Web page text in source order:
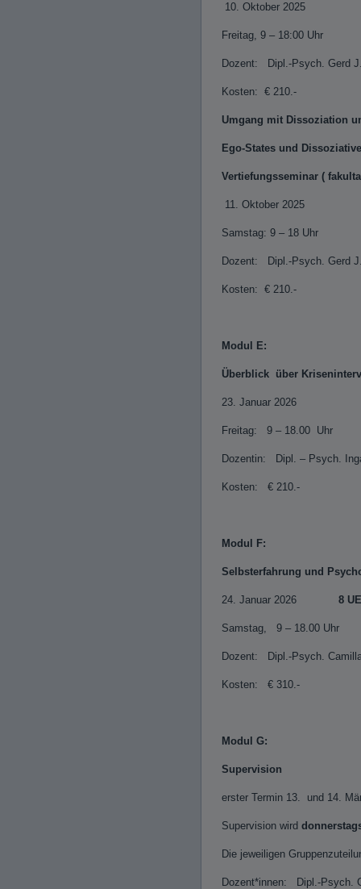
10. Oktober 2025
Freitag, 9 – 18:00 Uhr
Dozent: Dipl.-Psych. Gerd
Kosten: € 210.-
Umgang mit Dissoziation
Ego-States und
Vertiefungsseminar (
11. Oktober 2025
Samstag: 9 – 18 Uhr
Dozent: Dipl.-Psych. Gerd
Kosten: € 210.-
Modul E:
Überblick über
23. Januar 2026
Freitag: 9 –
Dozentin: Dipl. – Psych.
Kosten: € 210.-
Modul F:
Selbsterfahrung und
24. Januar 2026 8 UE
Samstag, 9 – 18.00 Uhr
Dozent: Dipl.-Psych.
Kosten: € 310.-
Modul G:
Supervision
erster Termin 13. und 14.
Supervision wird
Die jeweiligen
Dozent*innen: Dipl.-Psych.